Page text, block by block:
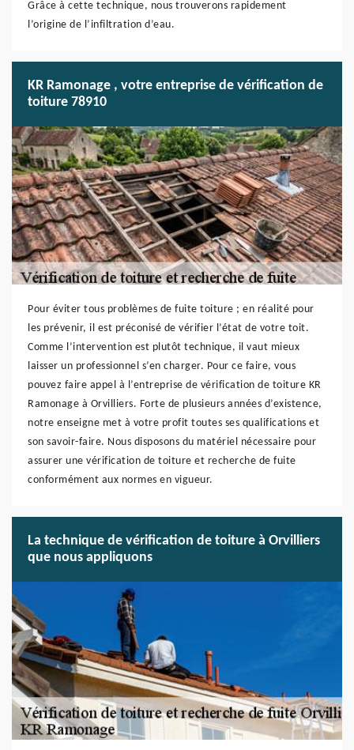
Grâce à cette technique, nous trouverons rapidement
l’origine de l’infiltration d’eau.
KR Ramonage , votre entreprise de vérification de
toiture 78910
Pour éviter tous problèmes de fuite toiture ; en réalité pour
les prévenir, il est préconisé de vérifier l’état de votre toit.
Comme l’intervention est plutôt technique, il vaut mieux
laisser un professionnel s’en charger. Pour ce faire, vous
pouvez faire appel à l’entreprise de vérification de toiture KR
Ramonage à Orvilliers. Forte de plusieurs années d’existence,
notre enseigne met à votre profit toutes ses qualifications et
son savoir-faire. Nous disposons du matériel nécessaire pour
assurer une vérification de toiture et recherche de fuite
conformément aux normes en vigueur.
La technique de vérification de toiture à Orvilliers
que nous appliquons